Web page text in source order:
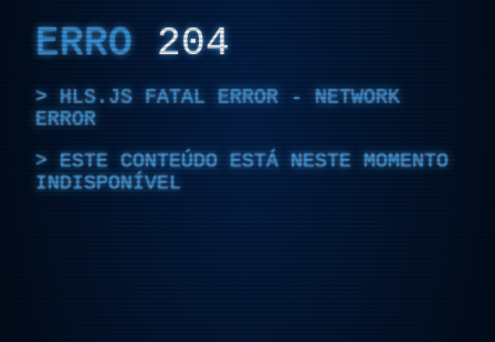
ERRO 204
HLS.JS FATAL ERROR - NETWORK
ERROR
ESTE CONTEÚDO ESTÁ NESTE MOMENTO
INDISPONÍVEL